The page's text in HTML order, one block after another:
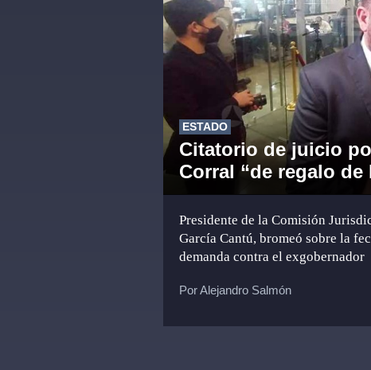
ESTADO
Citatorio de juicio
Corral “de regalo
Presidente de la Comisión
García Cantú, bromeó sobre la
demanda contra el exgobernador
Por Alejandro Salmón